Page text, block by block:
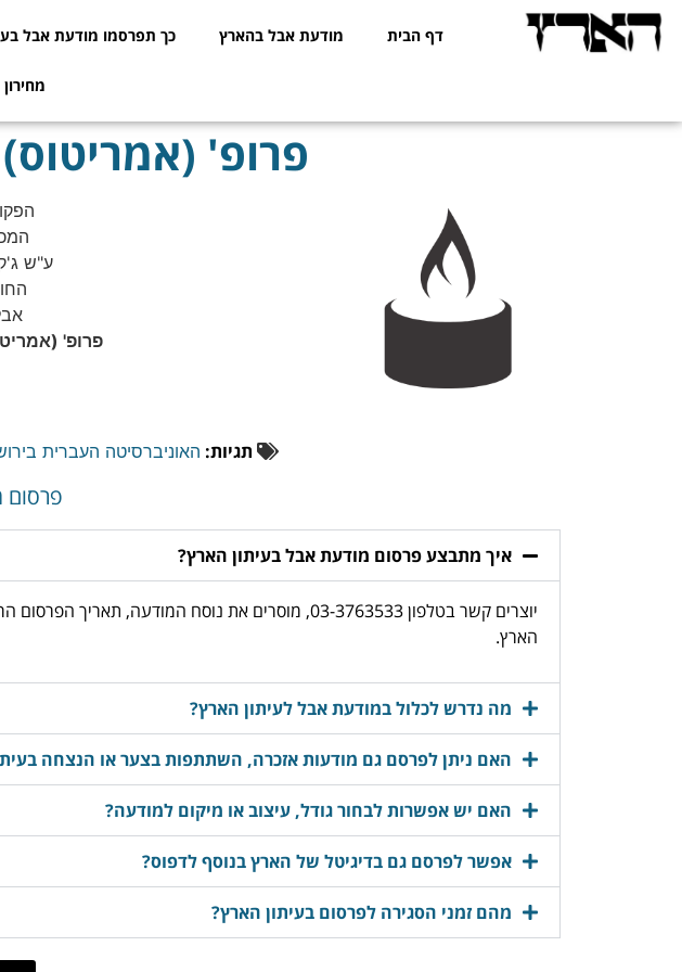
דף הבית מודעת אבל בהארץ כך תפרסמו מודעת אבל
פרופ'
ע"ש
פרופ'
תגיות: האוניברסיטה העברית
פרסום
איך מתבצע פרסום מודעת אבל בעיתון הארץ?
יוצרים קשר בטלפון 03-3763533, מוסרים את נוסח
הארץ.
מה נדרש לכלול במודעת אבל לעיתון הארץ?
האם ניתן לפרסם גם מודעות אזכרה, השתתפות בצער או הנצחה
האם יש אפשרות לבחור גודל, עיצוב או מיקום למודעה?
אפשר לפרסם גם בדיגיטל של הארץ בנוסף לדפוס?
מהם זמני הסגירה לפרסום בעיתון הארץ?